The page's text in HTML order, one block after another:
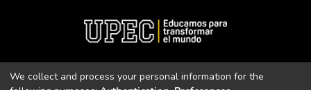
We collect and process your personal information for the